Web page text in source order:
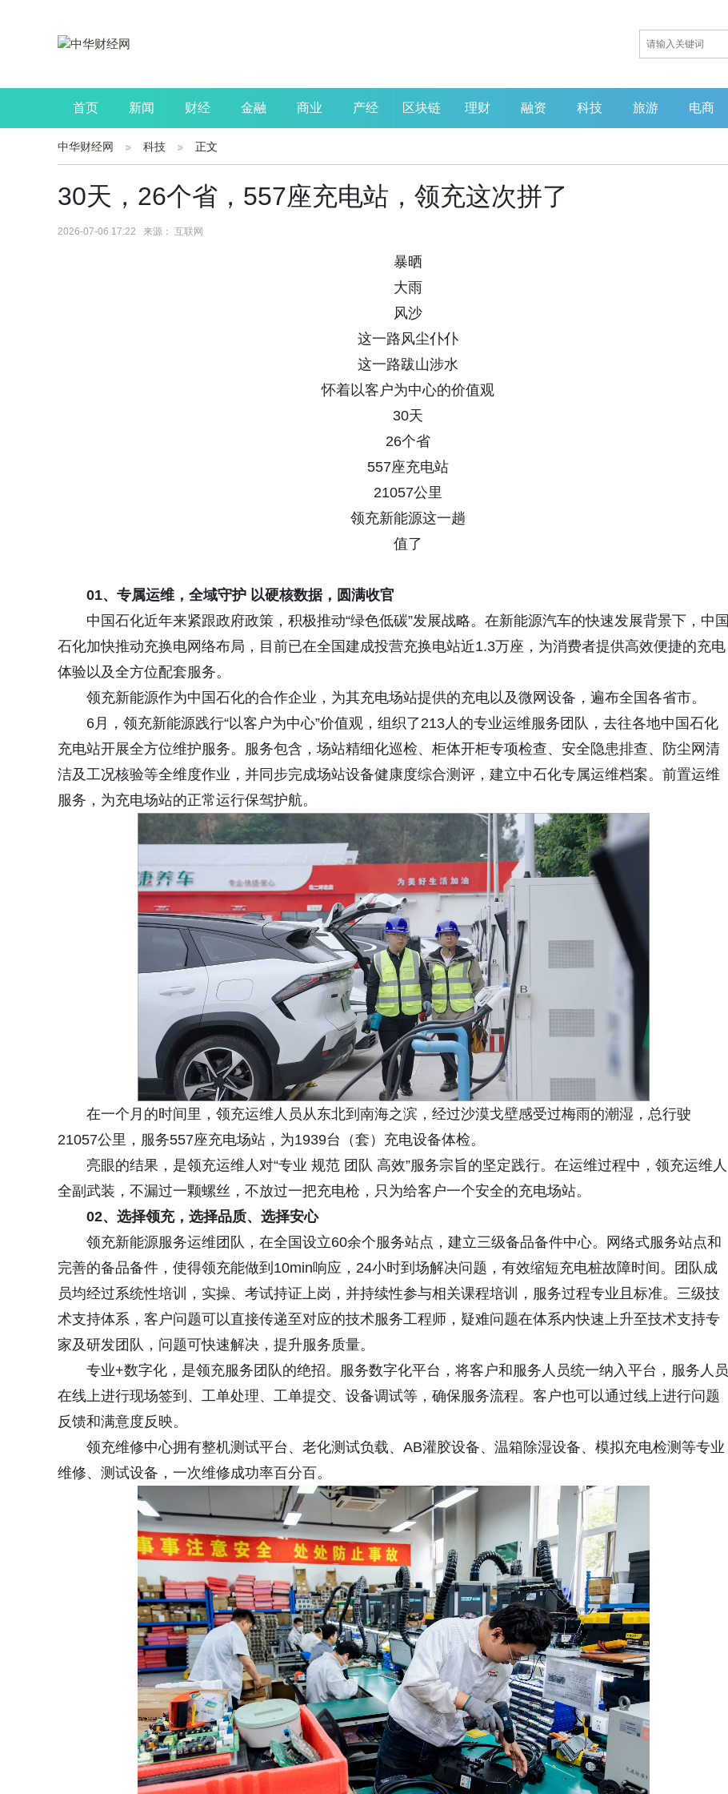
首页 新闻 财经 金融 商业 产经 区块链 理财 融资 科技 旅游 电商
公司 生活 读书
中华财经网 科技 正文
30天，26个省，557座充电站，领充这次拼了
2026-07-06 17:22 来源： 互联网
暴晒
大雨
风沙
这一路风尘仆仆
这一路跋山涉水
怀着以客户为中心的价值观
30天
26个省
557座充电站
21057公里
领充新能源这一趟
值了
01、 专属运维 ，全域守护 以硬核数据，圆满收官
中国石化近年来紧跟政府政策，积极推动“绿色低碳”发展战略。在新能源汽车的快速发展背景下，中国
石化加快推动充换电网络布局，目前已在全国建成投营充换电站近1.3万座，为消费者提供高效便捷的充电
体验以及全方位配套服务。
领充新能源作为中国石化的合作企业，为其充电场站提供的充电以及微网设备，遍布全国各省市。
6月，领充新能源践行“以客户为中心”价值观，组织了213人的专业运维服务团队，去往各地中国石化
充电站开展全方位维护服务。服务包含，场站精细化巡检、柜体开柜专项检查、安全隐患排查、防尘网清
洁及工况核验等全维度作业，并同步完成场站设备健康度综合测评，建立中石化专属运维档案。前置运维
服务，为充电场站的正常运行保驾护航。
在一个月的时间里，领充运维人员从东北到南海之滨，经过沙漠戈壁感受过梅雨的潮湿，总行驶
21057公里，服务557座充电场站，为1939台（套）充电设备体检。
亮眼的结果，是领充运维人对“专业 规范 团队 高效”服务宗旨的坚定践行。在运维过程中，领充运维人
全副武装，不漏过一颗螺丝，不放过一把充电枪，只为给客户一个安全的充电场站。
02、 选择领充，选择品质、选择安心
领充新能源服务运维团队，在全国设立60余个服务站点，建立三级备品备件中心。网络式服务站点和
完善的备品备件，使得领充能做到10min响应，24小时到场解决问题，有效缩短充电桩故障时间。团队成
员均经过系统性培训，实操、考试持证上岗，并持续性参与相关课程培训，服务过程专业且标准。三级技
术支持体系，客户问题可以直接传递至对应的技术服务工程师，疑难问题在体系内快速上升至技术支持专
家及研发团队，问题可快速解决，提升服务质量。
专业+数字化，是领充服务团队的绝招。服务数字化平台，将客户和服务人员统一纳入平台，服务人员
在线上进行现场签到、工单处理、工单提交、设备调试等，确保服务流程。客户也可以通过线上进行问题
反馈和满意度反映。
领充维修中心拥有整机测试平台、老化测试负载、AB灌胶设备、温箱除湿设备、模拟充电检测等专业
维修、测试设备，一次维修成功率百分百。